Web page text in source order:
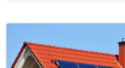
Klimaschutz-
Netzwerke